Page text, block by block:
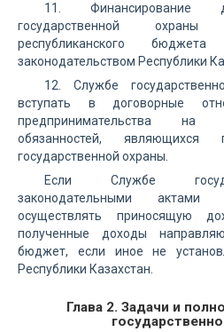
11. Финансирование
государственной
республиканского
законодательством Республики
12. Службе
вступать в договорные
предпринимательства на
обязанностей, являющихся
государственной охраны.
Если Службе
законодательными актами
осуществлять приносящую
полученные доходы
бюджет, если иное не
Республики Казахстан.
Глава 2. Задачи и